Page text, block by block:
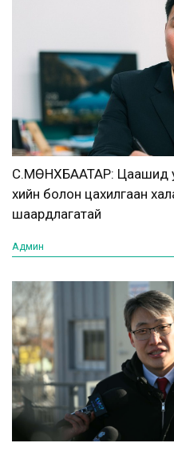
С.МӨНХБААТАР: Цаашид
хийн болон цахилгаан
шаардлагатай
Админ